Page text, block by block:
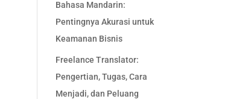
Bahasa Mandarin:
Pentingnya Akurasi untuk
Keamanan Bisnis
Freelance Translator:
Pengertian, Tugas, Cara
Menjadi, dan Peluang